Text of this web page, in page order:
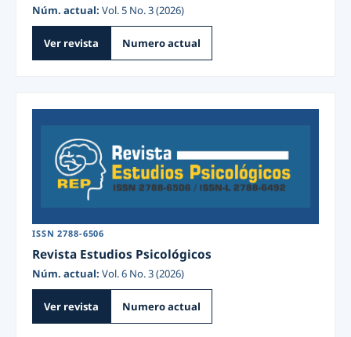
Núm. actual: Vol. 5 No. 3 (2026)
Ver revista Numero actual
ISSN 2788-6506
Revista Estudios Psicológicos
Núm. actual: Vol. 6 No. 3 (2026)
Ver revista Numero actual